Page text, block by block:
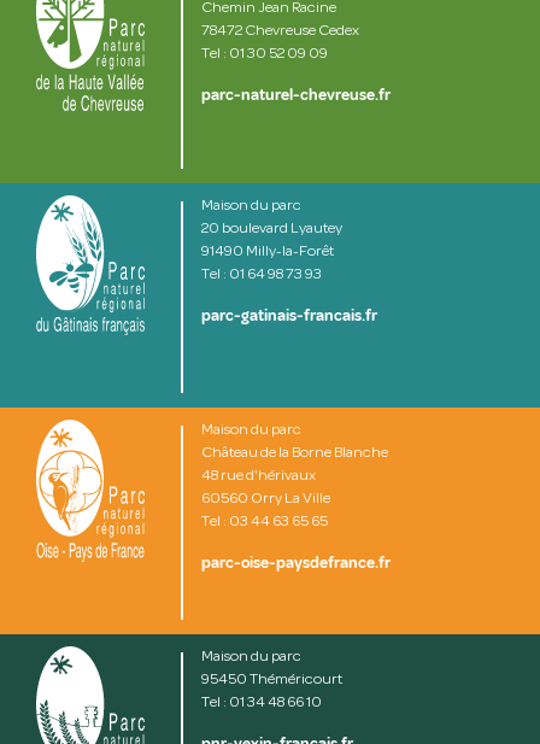
Chemin Jean Racine
78472 Chevreuse Cedex
Tel : 01 30 52 09 09
parc-naturel-chevreuse.fr
Maison du parc
20 boulevard Lyautey
91490 Milly-la-Forêt
Tel : 01 64 98 73 93
parc-gatinais-francais.fr
Maison du parc
Château de la Borne Blanche
48 rue d'hérivaux
60560 Orry La Ville
Tel : 03 44 63 65 65
parc-oise-paysdefrance.fr
Maison du parc
95450 Théméricourt
Tel : 01 34 48 66 10